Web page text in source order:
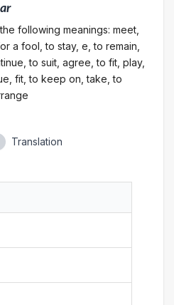
following meanings: meet,
a fool, to stay, e, to remain,
to suit, agree, to fit, play,
fit, to keep on, take, to
Translation